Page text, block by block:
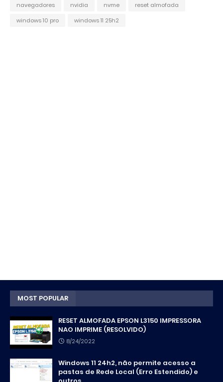
navegadores
nvidia nvme
reset almofada
windows 10 pro
windows 11 25h2
MOST POPULAR
RESET ALMOFADA EPSON L3150 IMPRESSORA
NAO IMPRIME (RESOLVIDO)
8/24/2022
Windows 11 24h2, não permite acesso a
pastas de Rede Local (Erro Estendido) e